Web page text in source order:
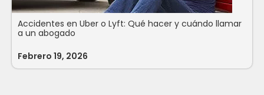
Accidentes en Uber o Lyft: Qué hacer y cuándo llamar
a un abogado
Febrero 19, 2026